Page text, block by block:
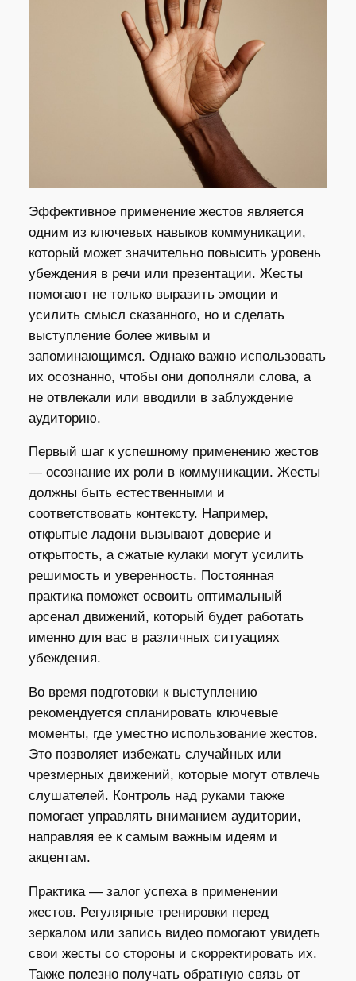
Эффективное применение жестов является
одним из ключевых навыков коммуникации,
который может значительно повысить уровень
убеждения в речи или презентации. Жесты
помогают не только выразить эмоции и
усилить смысл сказанного, но и сделать
выступление более живым и
запоминающимся. Однако важно использовать
их осознанно, чтобы они дополняли слова, а
не отвлекали или вводили в заблуждение
аудиторию.
Первый шаг к успешному применению жестов
— осознание их роли в коммуникации. Жесты
должны быть естественными и
соответствовать контексту. Например,
открытые ладони вызывают доверие и
открытость, а сжатые кулаки могут усилить
решимость и уверенность. Постоянная
практика поможет освоить оптимальный
арсенал движений, который будет работать
именно для вас в различных ситуациях
убеждения.
Во время подготовки к выступлению
рекомендуется спланировать ключевые
моменты, где уместно использование жестов.
Это позволяет избежать случайных или
чрезмерных движений, которые могут отвлечь
слушателей. Контроль над руками также
помогает управлять вниманием аудитории,
направляя ее к самым важным идеям и
акцентам.
Практика — залог успеха в применении
жестов. Регулярные тренировки перед
зеркалом или запись видео помогают увидеть
свои жесты со стороны и скорректировать их.
Также полезно получать обратную связь от